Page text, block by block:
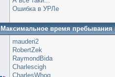
Ошибка в УРЛе
Максимальное время пребывания
mauderi2
RobertZek
RaymondBida
Charlescigh
CharlesWhog